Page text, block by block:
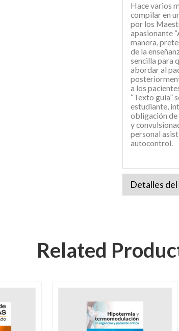
Hace varios
compilar en
por los
apasionante
manera,
de la
sencilla para
abordar al
a los
“Texto guía”
estudiante,
obligación de
y
personal
autocontrol.
Detalles
Related